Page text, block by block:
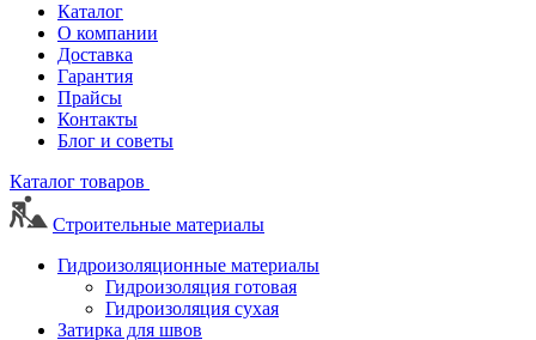
Каталог
О компании
Доставка
Гарантия
Прайсы
Контакты
Блог и советы
Каталог товаров
Строительные материалы
Гидроизоляционные материалы
Гидроизоляция готовая
Гидроизоляция сухая
Затирка для швов